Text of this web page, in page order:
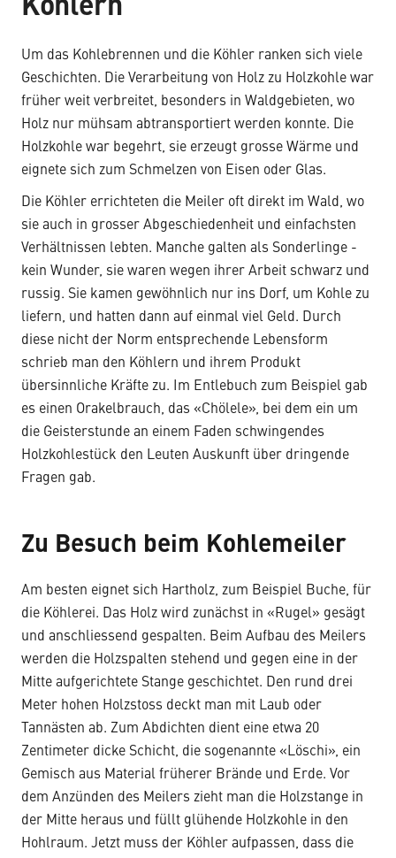
Köhlern
Um das Kohlebrennen und die Köhler ranken sich viele
Geschichten. Die Verarbeitung von Holz zu Holzkohle war
früher weit verbreitet, besonders in Waldgebieten, wo
Holz nur mühsam abtransportiert werden konnte. Die
Holzkohle war begehrt, sie erzeugt grosse Wärme und
eignete sich zum Schmelzen von Eisen oder Glas.
Die Köhler errichteten die Meiler oft direkt im Wald, wo
sie auch in grosser Abgeschiedenheit und einfachsten
Verhältnissen lebten. Manche galten als Sonderlinge -
kein Wunder, sie waren wegen ihrer Arbeit schwarz und
russig. Sie kamen gewöhnlich nur ins Dorf, um Kohle zu
liefern, und hatten dann auf einmal viel Geld. Durch
diese nicht der Norm entsprechende Lebensform
schrieb man den Köhlern und ihrem Produkt
übersinnliche Kräfte zu. Im Entlebuch zum Beispiel gab
es einen Orakelbrauch, das «Chölele», bei dem ein um
die Geisterstunde an einem Faden schwingendes
Holzkohlestück den Leuten Auskunft über dringende
Fragen gab.
Zu Besuch beim Kohlemeiler
Am besten eignet sich Hartholz, zum Beispiel Buche, für
die Köhlerei. Das Holz wird zunächst in «Rugel» gesägt
und anschliessend gespalten. Beim Aufbau des Meilers
werden die Holzspalten stehend und gegen eine in der
Mitte aufgerichtete Stange geschichtet. Den rund drei
Meter hohen Holzstoss deckt man mit Laub oder
Tannästen ab. Zum Abdichten dient eine etwa 20
Zentimeter dicke Schicht, die sogenannte «Löschi», ein
Gemisch aus Material früherer Brände und Erde. Vor
dem Anzünden des Meilers zieht man die Holzstange in
der Mitte heraus und füllt glühende Holzkohle in den
Hohlraum. Jetzt muss der Köhler aufpassen, dass die